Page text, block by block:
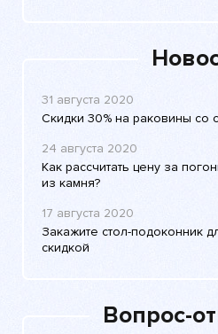
31 августа 2020
Скидки 30% на раковины со
24 августа 2020
Как рассчитать цену за
из камня?
17 августа 2020
Закажите стол-подоконник
скидкой
Вопрос-